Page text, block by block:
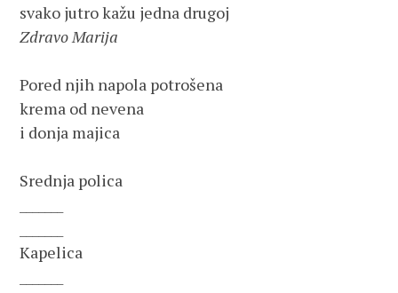
Zdravo Marija
Pored njih napola potrošena
krema od nevena
i donja majica
Srednja polica
Kapelica